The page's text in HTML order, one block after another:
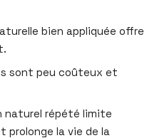
bien appliquée offre
sont peu coûteux et
naturel répété limite
prolonge la vie de la